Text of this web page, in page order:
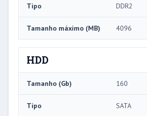
Tipo DDR2
Tamanho máximo (MB) 4096
HDD
Tamanho (Gb) 160
Tipo SATA